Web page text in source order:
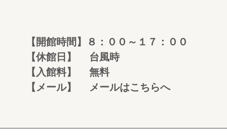
【開館時間】８：００～１７：００
【休館日】 台風時
【入館料】 無料
【メール】 メールはこちらへ